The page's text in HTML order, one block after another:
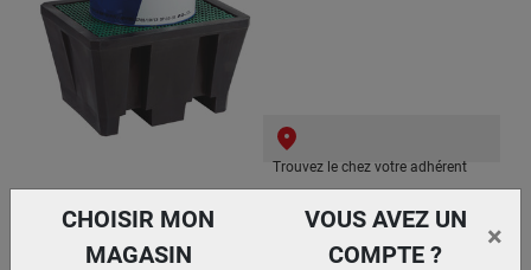
Trouvez le chez votre adhérent
BAC DE RÉTENTION PLASTIQUE
CHOISIR MON
MAGASIN
VOUS AVEZ UN
COMPTE ?
×